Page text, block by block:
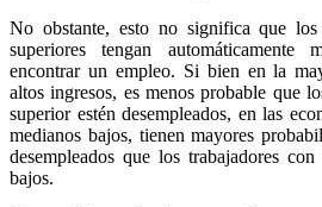
No obstante, esto no significa que los
superiores tengan automáticamente
encontrar un empleo. Si bien en la
altos ingresos, es menos probable que
superior estén desempleados, en las
medianos bajos, tienen mayores
desempleados que los trabajadores
bajos.